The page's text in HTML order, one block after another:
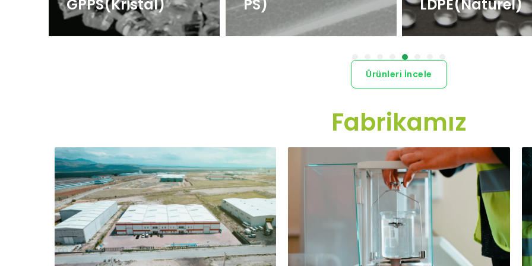
PS) LDPE(Naturel) LDPE(Siyah)
Ürünleri İncele
Fabrikamız